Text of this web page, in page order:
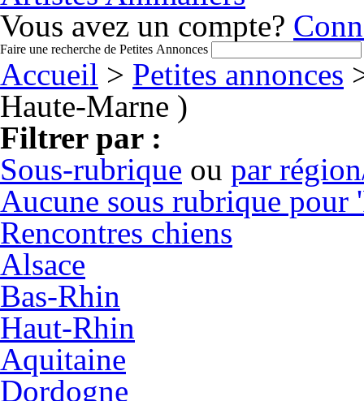
Vous avez un compte?
Faire une recherche de Petites Annonces
Accueil > Petites annonces
Haute-Marne )
Filtrer par :
Sous-rubrique ou par
Aucune sous rubrique pour
Rencontres chiens
Alsace
Bas-Rhin
Haut-Rhin
Aquitaine
Dordogne